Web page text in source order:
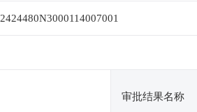
审批结果名称